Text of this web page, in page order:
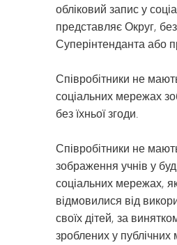
обліковий запис у
представляє Округ,
Суперінтенданта або
Співробітники не
соціальних мережах
без їхньої згоди.
Співробітники не
зображення учнів у
соціальних мережах,
відмовилися від
своїх дітей, за
зроблених у публічних